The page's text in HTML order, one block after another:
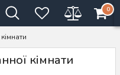
0
кімнати